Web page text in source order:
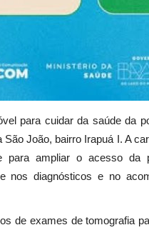
para cuidar da saúde da
João, bairro Irapuá I. A
para ampliar o acesso da
nos diagnósticos e no
de exames de tomografia